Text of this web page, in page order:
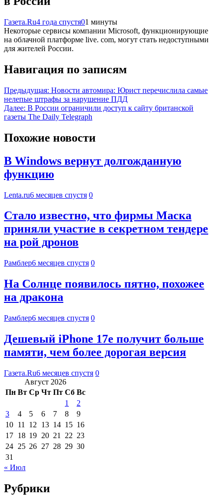
Газета.Ru4 года спустя01 минуты
Некоторые сервисы компании Microsoft, функционирующие
на облачной платформе live. com, могут стать недоступными
для жителей России.
Навигация по записям
Предыдущая: Новости автомира: Юрист перечислила самые
нелепые штрафы за нарушение ПДД
Далее: В России ограничили доступ к сайту британской
газеты The Daily Telegraph
Похожие новости
В Windows вернут долгожданную
функцию
Lenta.ru6 месяцев спустя 0
Стало известно, что фирмы Маска
приняли участие в секретном тендере
на рой дронов
Рамблер6 месяцев спустя 0
На Солнце появилось пятно, похожее
на дракона
Рамблер6 месяцев спустя 0
Дешевый iPhone 17e получит больше
памяти, чем более дорогая версия
Газета.Ru6 месяцев спустя 0
Август 2026
Пн Вт Ср Чт Пт Сб Вс
1
2
3
4 5 6 7 8
9
10 11 12 13 14 15 16
17 18 19 20 21 22 23
24 25 26 27 28 29 30
31
« Июл
Рубрики